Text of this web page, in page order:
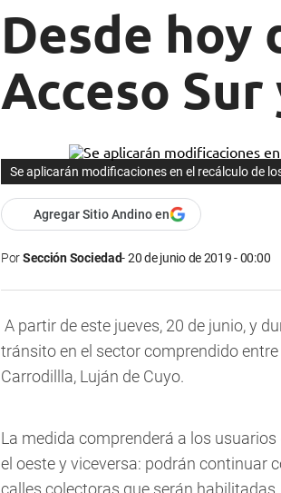
Desde hoy
Acceso
Se aplicarán modificaciones en el recálculo de
Agregar Sitio Andino en
PorSección Sociedad 20 de junio de 2019 - 00:00
A partir de este jueves, 20 de junio, y
tránsito en el sector comprendido
Carrodillla, Luján de Cuyo.
La medida comprenderá a los
el oeste y viceversa: podrán continuar
calles colectoras que serán habilitadas.